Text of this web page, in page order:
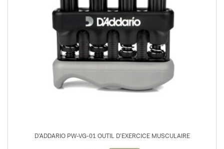
D’ADDARIO PW-VG-01 OUTIL D’EXERCICE MUSCULAIRE